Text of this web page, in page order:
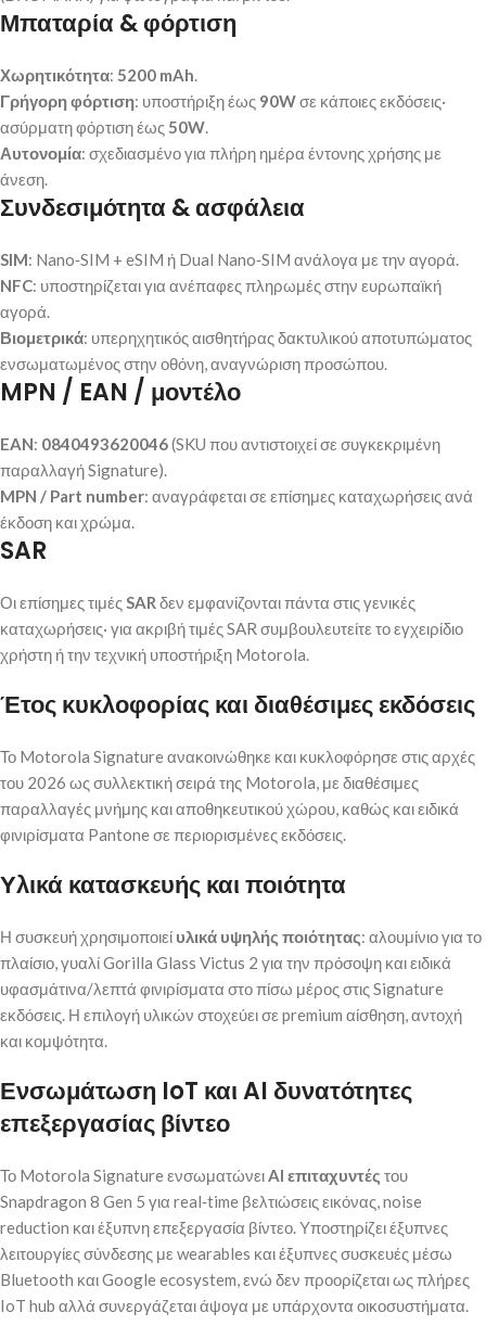
Μπαταρία & φόρτιση
Χωρητικότητα: 5200 mAh.
Γρήγορη φόρτιση: υποστήριξη έως 90Wσε κάποιες εκδόσεις·
ασύρματη φόρτιση έως 50W.
Αυτονομία: σχεδιασμένο για πλήρη ημέρα έντονης χρήσης με
άνεση.
Συνδεσιμότητα & ασφάλεια
SIM: Nano‑SIM + eSIM ή Dual Nano‑SIM ανάλογα με την αγορά.
NFC: υποστηρίζεται για ανέπαφες πληρωμές στην ευρωπαϊκή
αγορά.
Βιομετρικά: υπερηχητικός αισθητήρας δακτυλικού αποτυπώματος
ενσωματωμένος στην οθόνη, αναγνώριση προσώπου.
MPN / EAN / μοντέλο
EAN: 0840493620046(SKU που αντιστοιχεί σε συγκεκριμένη
παραλλαγή Signature).
MPN / Part number: αναγράφεται σε επίσημες καταχωρήσεις ανά
έκδοση και χρώμα.
SAR
Οι επίσημες τιμέςSAR δεν εμφανίζονται πάντα στις γενικές
καταχωρήσεις· για ακριβή τιμές SAR συμβουλευτείτε το εγχειρίδιο
χρήστη ή την τεχνική υποστήριξη Motorola.
Έτος κυκλοφορίας και διαθέσιμες εκδόσεις
Το Motorola Signature ανακοινώθηκε και κυκλοφόρησε στις αρχές
του 2026 ως συλλεκτική σειρά της Motorola, με διαθέσιμες
παραλλαγές μνήμης και αποθηκευτικού χώρου, καθώς και ειδικά
φινιρίσματα Pantone σε περιορισμένες εκδόσεις.
Υλικά κατασκευής και ποιότητα
Η συσκευή χρησιμοποιεί υλικά υψηλής ποιότητας: αλουμίνιο για το
πλαίσιο, γυαλί Gorilla Glass Victus 2 για την πρόσοψη και ειδικά
υφασμάτινα/λεπτά φινιρίσματα στο πίσω μέρος στις Signature
εκδόσεις. Η επιλογή υλικών στοχεύει σε premium αίσθηση, αντοχή
και κομψότητα.
Ενσωμάτωση IoT και AI δυνατότητες
επεξεργασίας βίντεο
Το Motorola Signature ενσωματώνειAI επιταχυντές του
Snapdragon 8 Gen 5 για real‑time βελτιώσεις εικόνας, noise
reduction και έξυπνη επεξεργασία βίντεο. Υποστηρίζει έξυπνες
λειτουργίες σύνδεσης με wearables και έξυπνες συσκευές μέσω
Bluetooth και Google ecosystem, ενώ δεν προορίζεται ως πλήρες
IoT hub αλλά συνεργάζεται άψογα με υπάρχοντα οικοσυστήματα.